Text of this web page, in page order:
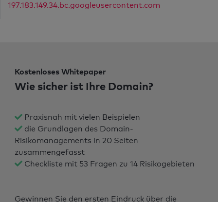
197.183.149.34.bc.googleusercontent.com
Kostenloses Whitepaper
Wie sicher ist Ihre Domain?
Praxisnah mit vielen Beispielen
die Grundlagen des Domain-
Risikomanagements in 20 Seiten
zusammengefasst
Checkliste mit 53 Fragen zu 14 Risikogebieten
Gewinnen Sie den ersten Eindruck über die